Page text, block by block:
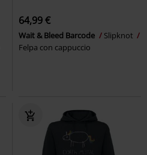
64,99 €
Wait & Bleed Barcode
Slipknot
Felpa con cappuccio